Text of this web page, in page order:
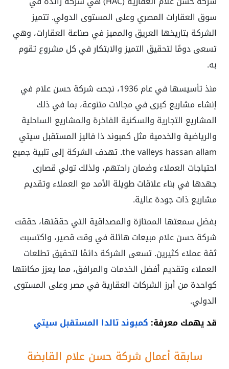
سوق العقارات المصري وعلى المستوى الدولي. تتميز
الشركة بتاريخها العريق والمميز في صناعة العقارات، وهي
تسعى دومًا لتحقيق التميز والابتكار في كل مشروع تقوم
به.
منذ تأسيسها في عام 1936، نجحت شركة حسن علام في
إنشاء مشاريع كبرى في مجالات متنوعة، بما في ذلك
المشاريع التجارية والسكنية الفاخرة والمشاريع الساحلية
والرياضية والخدمية مثل كمبوند ذا فاليز المستقبل سيتي
the valleys hassan allam. تهدف الشركة إلى تلبية جميع
احتياجات العملاء وضمان راحتهم، ولذلك تولي قصارى
جهدها في بناء علاقات طويلة الأمد مع العملاء وتقديم
مشاريع ذات جودة عالية.
بفضل سمعتها الممتازة والمصداقية التي حققتها، حققت
شركة حسن علام مبيعات هائلة في وقت قصير، واكتسبت
ثقة عملاء كثيرين. تسعى الشركة دائمًا لتحقيق تطلعات
العملاء وتقديم أفضل الخدمات والمرافق، مما يعزز مكانتها
كواحدة من أبرز الشركات العقارية في مصر وعلى المستوى
الدولي.
قد يهمك معرفة: كمبوند تالدا المستقبل سيتي
سابقة أعمال شركة حسن علام القابضة